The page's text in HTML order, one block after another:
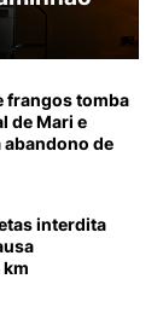
frangos tomba
de Mari e
de
interdita